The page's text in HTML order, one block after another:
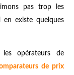
pas trop les
en existe quelques
opérateurs de
de prix